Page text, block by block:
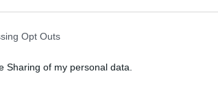
Opt Outs
Sharing of my personal data.